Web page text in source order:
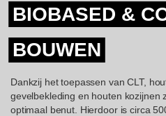
BIOBASED &
BOUWEN
Dankzij het toepassen van CLT,
gevelbekleding en houten kozijnen
optimaal benut. Hierdoor is circa